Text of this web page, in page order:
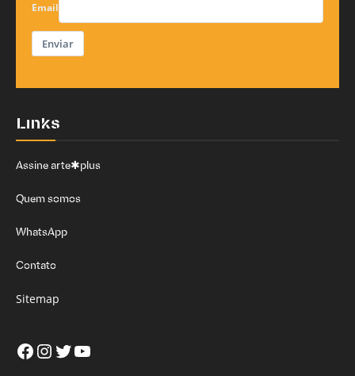
Email
Enviar
Links
Assine arte✱plus
Quem somos
WhatsApp
Contato
Sitemap
Facebook
Instagram
Twitter
Youtube